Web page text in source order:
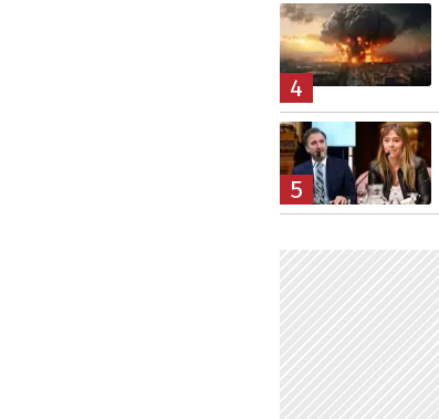
4
5